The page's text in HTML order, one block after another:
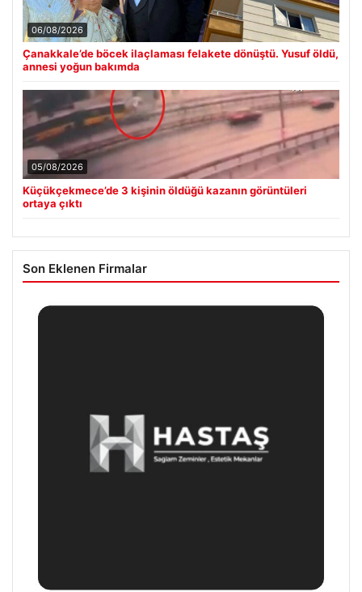
06/08/2026
Çanakkale’de böcek ilaçlaması felakete dönüştü. Yusuf öldü,
annesi yoğun bakımda
05/08/2026
Küçükçekmece’de 3 kişinin öldüğü kazanın görüntüleri
ortaya çıktı
Son Eklenen Firmalar